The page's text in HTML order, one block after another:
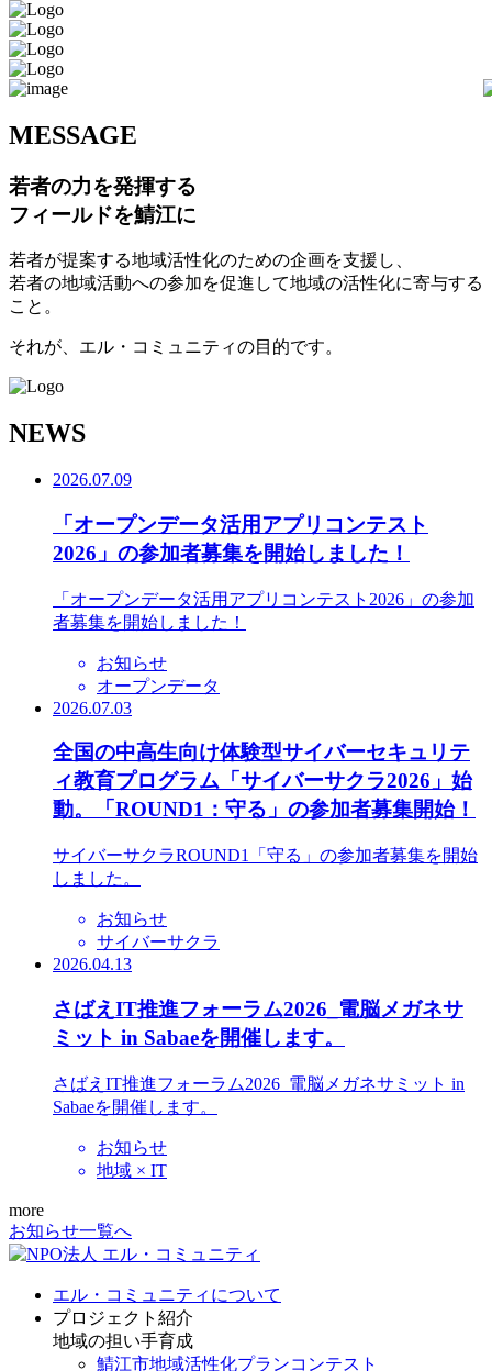
MESSAGE
若者の力を発揮する
フィールドを鯖江に
若者が提案する地域活性化のための企画を支援し、
若者の地域活動への参加を促進して地域の活性化に寄与する
こと。
それが、エル・コミュニティの目的です。
NEWS
2026.07.09
「オープンデータ活用アプリコンテスト
2026」の参加者募集を開始しました！
「オープンデータ活用アプリコンテスト2026」の参加
者募集を開始しました！
お知らせ
オープンデータ
2026.07.03
全国の中高生向け体験型サイバーセキュリテ
ィ教育プログラム「サイバーサクラ2026」始
動。「ROUND1：守る」の参加者募集開始！
サイバーサクラROUND1「守る」の参加者募集を開始
しました。
お知らせ
サイバーサクラ
2026.04.13
さばえIT推進フォーラム2026_電脳メガネサ
ミット in Sabaeを開催します。
さばえIT推進フォーラム2026_電脳メガネサミット in
Sabaeを開催します。
お知らせ
地域 × IT
more
お知らせ一覧へ
エル・コミュニティについて
プロジェクト紹介
地域の担い手育成
鯖江市地域活性化プランコンテスト